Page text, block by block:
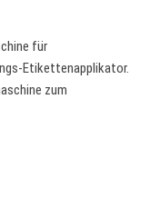
für
Etikettenapplikator.
zum